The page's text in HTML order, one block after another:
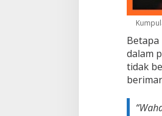
dalam
tidak